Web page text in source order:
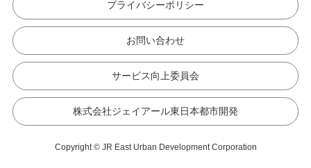
プライバシーポリシー
お問い合わせ
サービス向上委員会
株式会社ジェイアール東日本都市開発
Copyright © JR East Urban Development Corporation